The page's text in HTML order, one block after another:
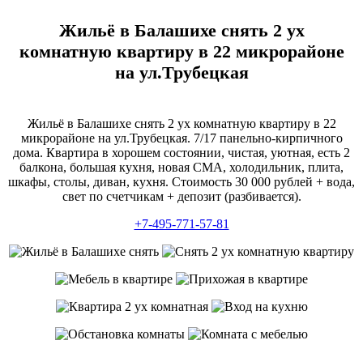
Жильё в Балашихе снять 2 ух
комнатную квартиру в 22 микрорайоне
на ул.Трубецкая
Жильё в Балашихе снять 2 ух комнатную квартиру в 22
микрорайоне на ул.Трубецкая. 7/17 панельно-кирпичного
дома. Квартира в хорошем состоянии, чистая, уютная, есть 2
балкона, большая кухня, новая СМА, холодильник, плита,
шкафы, столы, диван, кухня. Стоимость 30 000 рублей + вода,
свет по счетчикам + депозит (разбивается).
+7-495-771-57-81